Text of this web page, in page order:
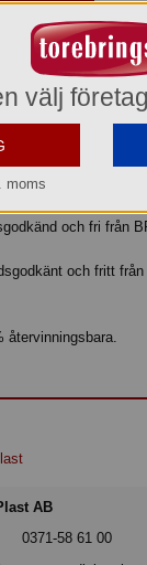
stänk och skvätt
ett lock att sätta
och fri från
och fritt
återvinningsbara.
AB
0371-58 61 00
välj
moms